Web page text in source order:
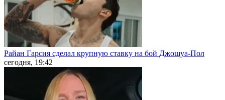
Райан Гарсия сделал крупную ставку на бой Джошуа-Пол
сегодня, 19:42